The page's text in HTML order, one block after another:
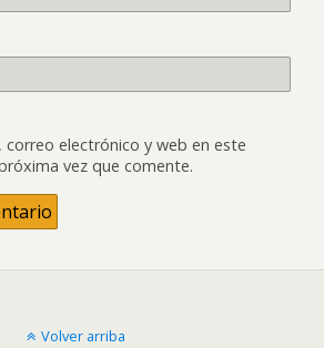
correo electrónico y web en este
vez que comente.
Volver arriba